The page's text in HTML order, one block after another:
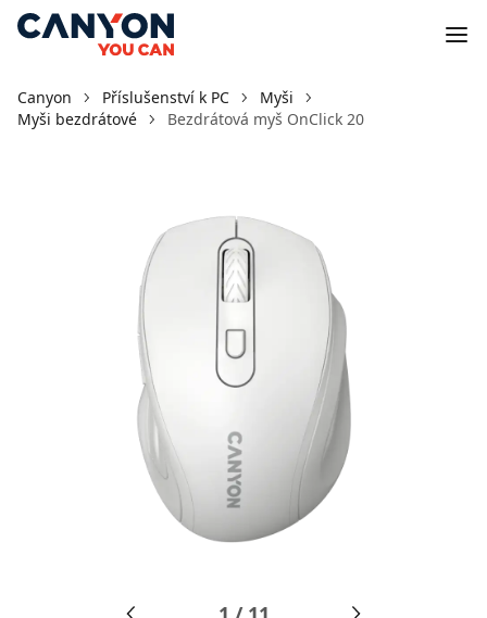
Canyon Příslušenství k PC
Myši
Myši bezdrátové
Bezdrátová myš OnClick 20